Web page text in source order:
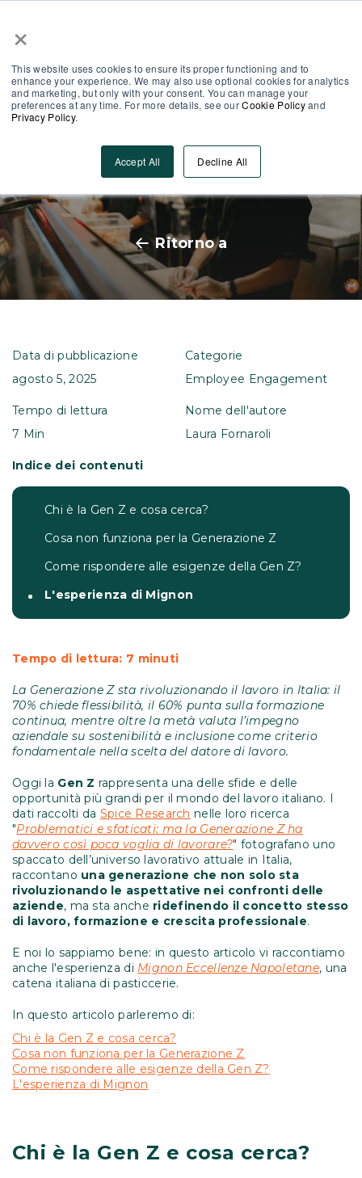
×
This website uses cookies to ensure its proper functioning and to
enhance your experience. We may also use optional cookies for analytics
and marketing, but only with your consent. You can manage your
preferences at any time. For more details, see ourCookie Policyand
Privacy Policy.
Accept All Decline All
Gen Z al lavoro, tra aspettative,
dati e nuove strategie aziendali
Ritorno a
Tempo di lettura: 7 minuti
La Generazione Z sta rivoluzionando il lavoro in Italia: il
70% chiede flessibilità, il 60% punta sulla formazione
continua, mentre oltre la metà valuta l’impegno
aziendale su sostenibilità e inclusione come criterio
fondamentale nella scelta del datore di lavoro.
Oggi la Gen Z rappresenta una delle sfide e delle
opportunità più grandi per il mondo del lavoro italiano. I
dati raccolti da Spice Research nelle loro ricerca
"Problematici e sfaticati: ma la Generazione Z ha
davvero così poca voglia di lavorare?" fotografano uno
spaccato dell’universo lavorativo attuale in Italia,
raccontano una generazione che non solo sta
rivoluzionando le aspettative nei confronti delle
aziende, ma sta anche ridefinendo il concetto stesso
di lavoro, formazione e crescita professionale.
E noi lo sappiamo bene: in questo articolo vi raccontiamo
anche l'esperienza di Mignon Eccellenze Napoletane, una
catena italiana di pasticcerie.
In questo articolo parleremo di:
Chi è la Gen Z e cosa cerca?
Cosa non funziona per la Generazione Z
Come rispondere alle esigenze della Gen Z?
L'esperienza di Mignon
Chi è la Gen Z e cosa cerca?
Data di pubblicazione
agosto 5, 2025
Categorie
Employee Engagement
Tempo di lettura
7 Min
Nome dell'autore
Laura Fornaroli
Indice dei contenuti
Chi è la Gen Z e cosa cerca?
Cosa non funziona per la Generazione Z
Come rispondere alle esigenze della Gen Z?
L'esperienza di Mignon